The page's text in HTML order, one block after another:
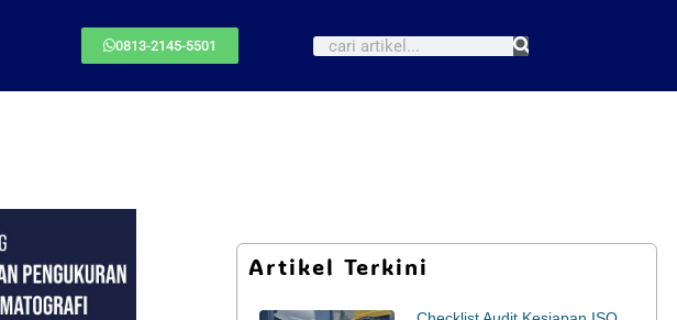
0813-2145-5501
Artikel Terkini